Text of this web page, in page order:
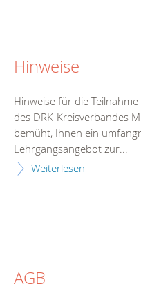
Hinweise
Hinweise für die
des DRK-Kreisverbandes
bemüht, Ihnen ein
Lehrgangsangebot zur...
Weiterlesen
AGB